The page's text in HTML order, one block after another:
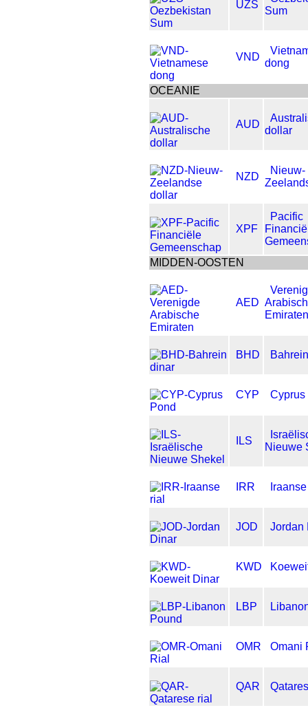
UZS
Sum
VND
dong
OCEANIE
AUD
dollar
NZD
Nieuw-
XPF
Pacific
MIDDEN-OOSTEN
AED
Emiraten
BHD
CYP Cyprus
ILS
Nieuwe
IRR
JOD Jordan
KWD
LBP
OMR Omani
QAR